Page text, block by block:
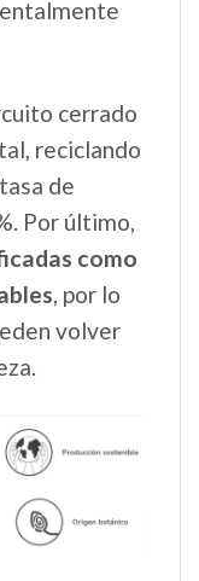
cerrado
reciclando
de
Por último,
como
, por lo
volver